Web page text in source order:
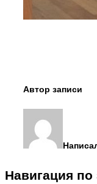
Автор записи
Навигация по